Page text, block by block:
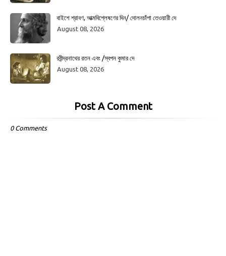
বাইশে শ্রাবণ, আত্মবিশ্লেষণের দিন/ দোলনচাঁপা তেওয়ারী দে
August 08, 2026
রবীন্দ্রনাথের রতন এবং /স্বপন কুমার দে
August 08, 2026
Post A Comment
0 Comments